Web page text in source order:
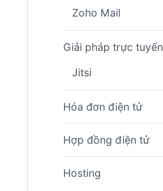
Zoho Mail
Giải pháp trực tuyến
Jitsi
Hóa đơn điện tử
Hợp đồng điện tử
Hosting